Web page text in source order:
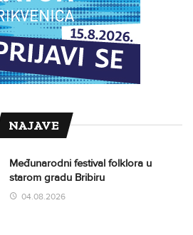
NAJAVE
Međunarodni festival folklora u
starom gradu Bribiru
04.08.2026